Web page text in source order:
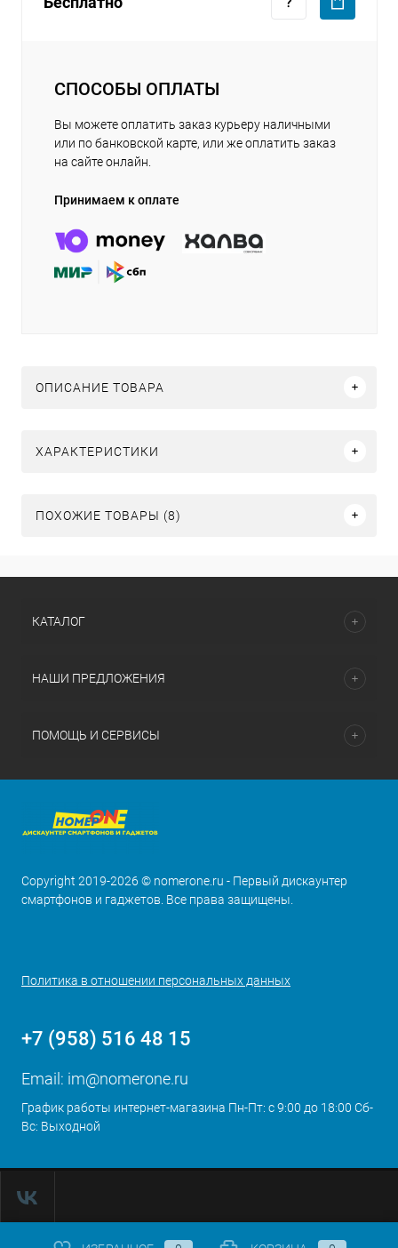
СПОСОБЫ ОПЛАТЫ
Вы можете оплатить заказ курьеру наличными
или по банковской карте, или же оплатить заказ
на сайте онлайн.
Принимаем к оплате
ОПИСАНИЕ ТОВАРА
ХАРАКТЕРИСТИКИ
ПОХОЖИЕ ТОВАРЫ (8)
КАТАЛОГ
НАШИ ПРЕДЛОЖЕНИЯ
ПОМОЩЬ И СЕРВИСЫ
Copyright 2019-2026 © nomerone.ru - Первый дискаунтер
смартфонов и гаджетов. Все права защищены.
Политика в отношении персональных данных
+7 (958) 516 48 15
Email: im@nomerone.ru
График работы интернет-магазина Пн-Пт: с 9:00 до 18:00 Сб-
Вс: Выходной